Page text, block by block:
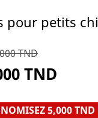
pour petits
TND
TND
5,000 TND